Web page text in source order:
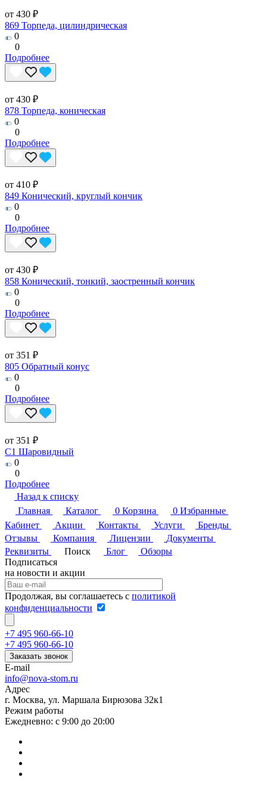
от 430 ₽
869 Торпеда, цилиндрическая
0
0
Подробнее
от 430 ₽
878 Торпеда, коническая
0
0
Подробнее
от 410 ₽
849 Конический, круглый кончик
0
0
Подробнее
от 430 ₽
858 Конический, тонкий, заостренный кончик
0
0
Подробнее
от 351 ₽
805 Обратный конус
0
0
Подробнее
от 351 ₽
C1 Шаровидный
0
0
Подробнее
Назад к списку
Главная
Каталог 0 Корзина 0 Избранные
Кабинет
Акции Контакты Услуги
Бренды
Отзывы
Компания Лицензии
Документы
Реквизиты
Поиск Блог
Обзоры
Подписаться
на новости и акции
Продолжая, вы соглашаетесь с политикой
конфиденциальности
+7 495 960-66-10
+7 495 960-66-10
Заказать звонок
E-mail
info@nova-stom.ru
Адрес
г. Москва, ул. Маршала Бирюзова 32к1
Режим работы
Ежедневно: с 9:00 до 20:00